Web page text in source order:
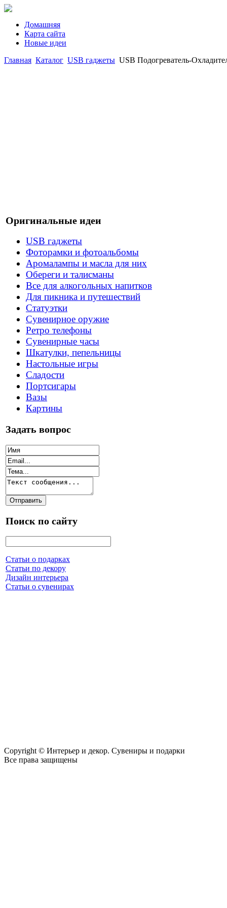
Домашняя
Карта сайта
Новые идеи
Главная Каталог USB гаджеты USB Подогреватель-
Оригинальные идеи
USB гаджеты
Фоторамки и фотоальбомы
Аромалампы и масла для них
Обереги и талисманы
Все для алкогольных напитков
Для пикника и путешествий
Статуэтки
Сувенирное оружие
Ретро телефоны
Сувенирные часы
Шкатулки, пепельницы
Настольные игры
Сладости
Портсигары
Вазы
Картины
Задать вопрос
Поиск по сайту
Статьи о подарках
Статьи по декору
Дизайн интерьера
Статьи о сувенирах
Copyright © Интерьер и декор. Сувениры и подарки
Все права защищены